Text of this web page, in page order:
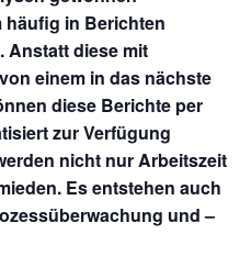
häufig in Berichten
Anstatt diese mit
einem in das nächste
diese Berichte per
zur Verfügung
nicht nur Arbeitszeit
Es entstehen auch
und –